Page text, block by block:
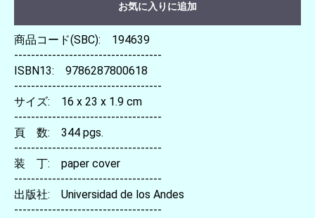
お気に入りに追加
商品コード(SBC): 194639
-----------------------------------
ISBN13: 9786287800618
-----------------------------------
サイズ: 16 x 23 x 1.9 cm
-----------------------------------
頁 数: 344 pgs.
-----------------------------------
装 丁: paper cover
-----------------------------------
出版社: Universidad de los Andes
-----------------------------------